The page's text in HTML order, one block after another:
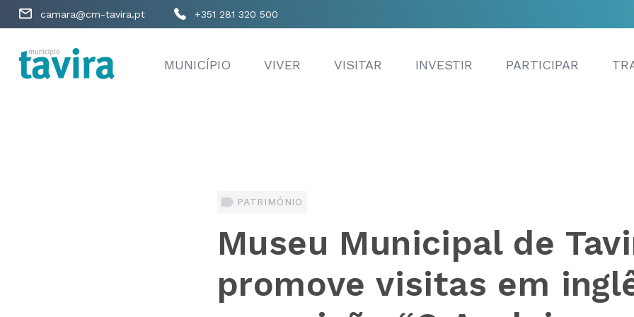
camara@cm-tavira.pt +351 281 320 500
MUNICÍPIO VIVER VISITAR INVESTIR PARTICIPAR
PATRIMÓNIO
Museu Municipal de
promove visitas em